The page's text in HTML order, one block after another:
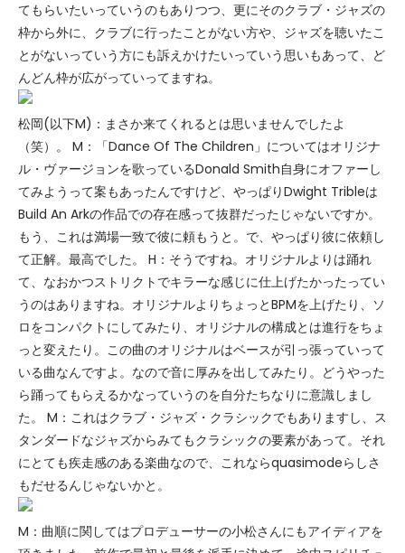
てもらいたいっていうのもありつつ、更にそのクラブ・ジャズの
枠から外に、クラブに行ったことがない方や、ジャズを聴いたこ
とがないっていう方にも訴えかけたいっていう思いもあって、ど
んどん枠が広がっていってますね。
松岡(以下M)：まさか来てくれるとは思いませんでしたよ
（笑）。 M：「Dance Of The Children」についてはオリジナ
ル・ヴァージョンを歌っているDonald Smith自身にオファーし
てみようって案もあったんですけど、やっぱりDwight Tribleは
Build An Arkの作品での存在感って抜群だったじゃないですか。
もう、これは満場一致で彼に頼もうと。で、やっぱり彼に依頼し
て正解。最高でした。 H：そうですね。オリジナルよりは踊れ
て、なおかつストリクトでキラーな感じに仕上げたかったってい
うのはありますね。オリジナルよりちょっとBPMを上げたり、ソ
ロをコンパクトにしてみたり、オリジナルの構成とは進行をちょ
っと変えたり。この曲のオリジナルはベースが引っ張っていって
いる曲なんですよ。なので音に厚みを出してみたり。どうやった
ら踊ってもらえるかなっていうのを自分たちなりに意識しまし
た。 M：これはクラブ・ジャズ・クラシックでもありますし、ス
タンダードなジャズからみてもクラシックの要素があって。それ
にとても疾走感のある楽曲なので、これならquasimodeらしさ
もだせるんじゃないかと。
M：曲順に関してはプロデューサーの小松さんにもアイディアを